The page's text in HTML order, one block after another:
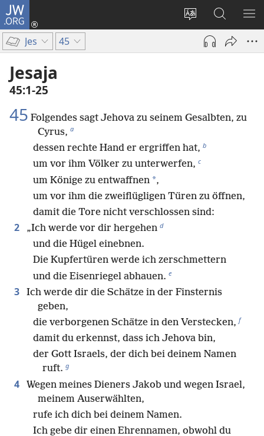
JW.ORG
Websitesprache
ändern
Anmelden
(öffnet
Fenster)
Suche
Jes 45
Jesaja
45:1-25
45 Folgendes sagt Jehova zu seinem Gesalbten, zu
Cyrus, a
dessen rechte Hand er ergriffen hat, b
um vor ihm Völker zu unterwerfen, c
um Könige zu entwaffnen *,
um vor ihm die zweiflügligen Türen zu öffnen,
damit die Tore nicht verschlossen sind:
2 „Ich werde vor dir hergehen d
und die Hügel einebnen.
Die Kupfertüren werde ich zerschmettern
und die Eisenriegel abhauen. e
3
Ich werde dir die Schätze in der Finsternis
geben,
die verborgenen Schätze in den Verstecken, f
damit du erkennst, dass ich Jehova bin,
der Gott Israels, der dich bei deinem Namen
ruft. g
4
Wegen meines Dieners Jakob und wegen Israel,
meinem Auserwählten,
rufe ich dich bei deinem Namen.
Ich gebe dir einen Ehrennamen, obwohl du